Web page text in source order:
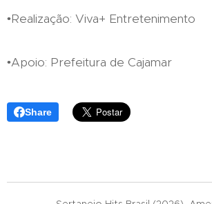
•Realização: Viva+ Entretenimento
•Apoio: Prefeitura de Cajamar
Share